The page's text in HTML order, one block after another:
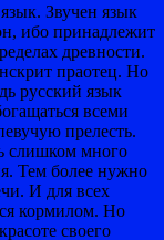
Звучен язык
ибо принадлежит
древности.
праотец. Но
русский язык
всеми
прелесть.
слишком много
Тем более нужно
И для всех
кормилом. Но
своего